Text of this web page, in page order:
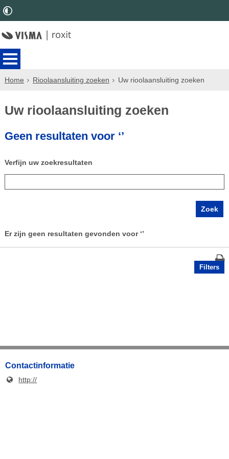
Home Rioolaansluiting zoeken Uw rioolaansluiting zoeken
Uw rioolaansluiting zoeken
Geen resultaten voor ‘’
Verfijn uw zoekresultaten
Er zijn geen resultaten gevonden voor ‘’
Filters
Contactinformatie
http://